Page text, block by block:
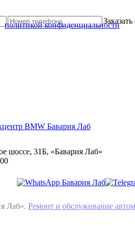
политикой конфиденциальности
шоссе, 31Б, «Бавария Лаб»
Лаб». Ремонт и обслуживание